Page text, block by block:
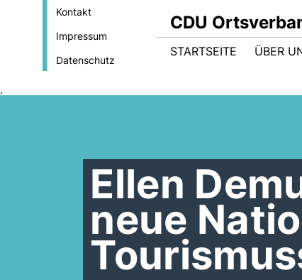
.
Kontakt
Impressum
Datenschutz
CDU
STARTSEITE ÜBER
Ellen
neue